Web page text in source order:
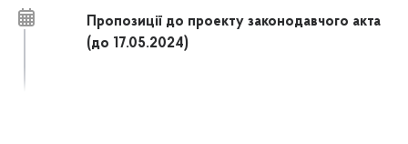
Пропозиції до проекту законодавчого акта
(до 17.05.2024)